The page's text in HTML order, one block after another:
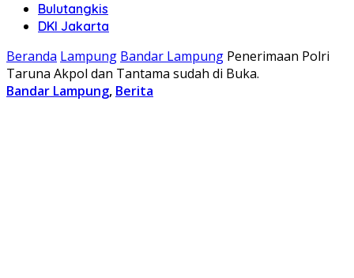
Bulutangkis
DKI Jakarta
Beranda Lampung Bandar Lampung Penerimaan Polri
Taruna Akpol dan Tantama sudah di Buka.
Bandar Lampung, Berita